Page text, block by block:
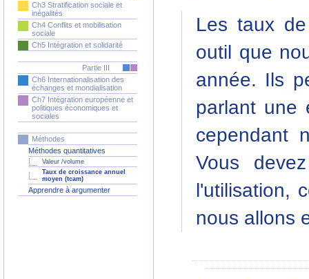
Ch3 Stratification sociale et
inégalités
Ch4 Conflits et mobilisation
sociale
Ch5 Intégration et solidarité
Partie III
Ch6 Internationalisation des
échanges et mondialisation
Ch7 Intégration européenne et
politiques économiques et
sociales
Méthodes
Méthodes quantitatives
Valeur /volume
Taux de croissance annuel
moyen (tcam)
Apprendre à argumenter
Les taux
outil que
année. Ils
parlant une
cependant
Vous
l'utilisation,
nous allons